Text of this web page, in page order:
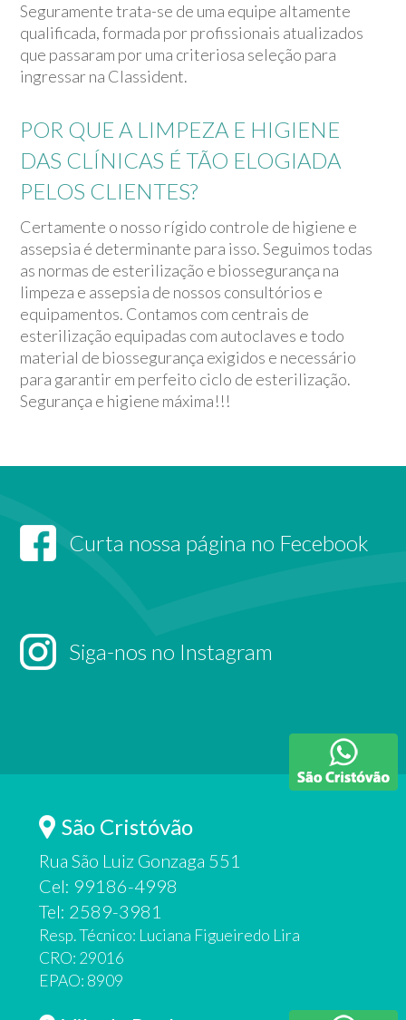
Seguramente trata-se de uma equipe altamente
qualificada, formada por profissionais atualizados
que passaram por uma criteriosa seleção para
ingressar na Classident.
POR QUE A LIMPEZA E HIGIENE
DAS CLÍNICAS É TÃO ELOGIADA
PELOS CLIENTES?
Certamente o nosso rígido controle de higiene e
assepsia é determinante para isso. Seguimos todas
as normas de esterilização e biossegurança na
limpeza e assepsia de nossos consultórios e
equipamentos. Contamos com centrais de
esterilização equipadas com autoclaves e todo
material de biossegurança exigidos e necessário
para garantir em perfeito ciclo de esterilização.
Segurança e higiene máxima!!!
Curta nossa página no Fecebook
Siga-nos no Instagram
São Cristóvão
Rua São Luiz Gonzaga 551
Cel: 99186-4998
Tel: 2589-3981
Resp. Técnico: Luciana Figueiredo Lira
CRO: 29016
EPAO: 8909